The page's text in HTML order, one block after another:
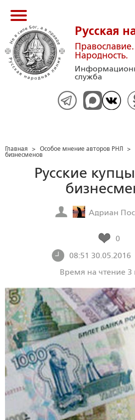
Русская
Народность.
служба
Главная > Особое мнение авторов РНЛ >
бизнесменов
Русские
Адриан
0
08:51 30.05.2016
Время на чтение